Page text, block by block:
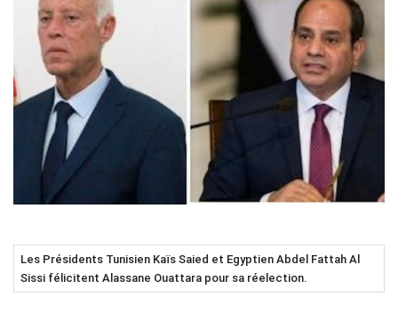
Les Présidents Tunisien Kaïs Saied et Egyptien Abdel Fattah Al
Sissi félicitent Alassane Ouattara pour sa réelection.